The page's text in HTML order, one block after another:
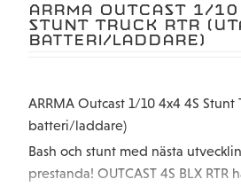
ARRMA OUTCAST 1/
STUNT TRUCK RTR
BATTERI/LADDARE)
ARRMA Outcast 1/10 4x4 4S Stunt
batteri/laddare)
Bash och stunt med nästa
prestanda! OUTCAST 4S BLX